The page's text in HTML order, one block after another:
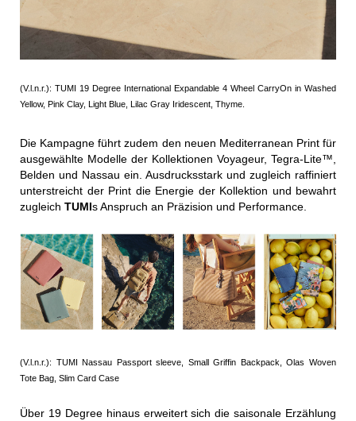
(V.l.n.r.): TUMI 19 Degree International Expandable 4 Wheel CarryOn in Washed
Yellow, Pink Clay, Light Blue, Lilac Gray Iridescent, Thyme.
Die Kampagne führt zudem den neuen Mediterranean Print für
ausgewählte Modelle der Kollektionen Voyageur, Tegra-Lite™,
Belden und Nassau ein. Ausdrucksstark und zugleich raffiniert
unterstreicht der Print die Energie der Kollektion und bewahrt
zugleich TUMIs Anspruch an Präzision und Performance.
(V.l.n.r.): TUMI Nassau Passport sleeve, Small Griffin Backpack, Olas Woven
Tote Bag, Slim Card Case
Über 19 Degree hinaus erweitert sich die saisonale Erzählung